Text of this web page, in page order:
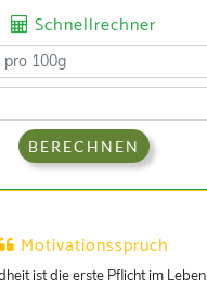
Schnellrechner
BERECHNEN
Motivationsspruch
ist die erste Pflicht im Leben.